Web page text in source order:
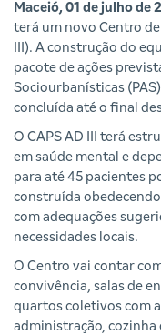
Maceió, 01 de julho de
terá um novo Centro de
III). A construção do
pacote de ações
Sociourbanísticas
concluída até o final
O CAPS AD III terá
em saúde mental e
para até 45 pacientes
construída
com adequações
necessidades locais.
O Centro vai contar
convivência, salas de
quartos coletivos com
administração,